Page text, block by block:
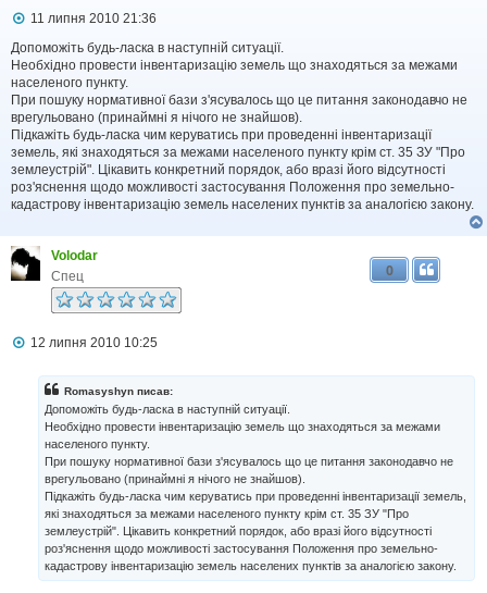
П
в
і
д
м
л
е
н
н
я
11 липня 2010 21:36
Допоможіть будь-ласка в наступній ситуації.
Необхідно провести інвентаризацію земель що знаходяться за межами
населеного пункту.
При пошуку нормативної бази з'ясувалось що це питання законодавчо не
врегульовано (принаймні я нічого не знайшов).
Підкажіть будь-ласка чим керуватись при проведенні інвентаризації
земель, які знаходяться за межами населеного пункту крім ст. 35 ЗУ "Про
землеустрій". Цікавить конкретний порядок, або вразі його відсутності
роз'яснення щодо можливості застосування Положення про земельно-
кадастрову інвентаризацію земель населених пунктів за аналогією закону.
Volodar
Спец
0
П12 липня 2010 10:25
Romasyshyn писав:
Допоможіть будь-ласка в наступній ситуації.
Необхідно провести інвентаризацію земель що знаходяться за межами
населеного пункту.
При пошуку нормативної бази з'ясувалось що це питання законодавчо не
врегульовано (принаймні я нічого не знайшов).
Підкажіть будь-ласка чим керуватись при проведенні інвентаризації земель,
які знаходяться за межами населеного пункту крім ст. 35 ЗУ "Про
землеустрій". Цікавить конкретний порядок, або вразі його відсутності
роз'яснення щодо можливості застосування Положення про земельно-
кадастрову інвентаризацію земель населених пунктів за аналогією закону.